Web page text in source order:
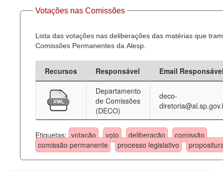
Votações nas Comissões
Lista das votações nas deliberações das matérias que
Comissões Permanentes da Alesp.
Recursos Responsável
Email
Departamento
de Comissões
(DECO)
deco-
Etiquetas: votação voto deliberação
comissão
comissão permanente
processo legislativo